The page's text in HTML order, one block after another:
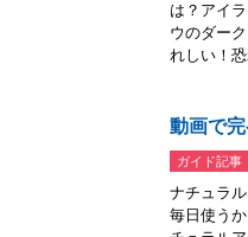
は？アイ
ウのダー
れしい！
動画で
ガイド記事
ナチュラ
毎日使う